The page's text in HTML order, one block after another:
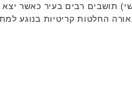
תושבים רבים בעיר כאשר
החלטות קריטיות בנוגע